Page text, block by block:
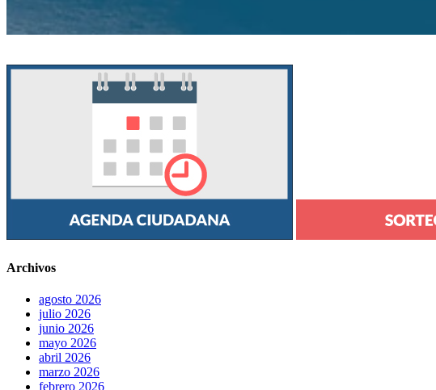
Archivos
agosto 2026
julio 2026
junio 2026
mayo 2026
abril 2026
marzo 2026
febrero 2026